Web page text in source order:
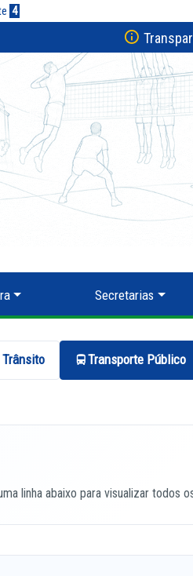
4
Secretarias
Transporte Público
linha abaixo para visualizar todos